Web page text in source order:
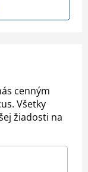
cenným
Všetky
žiadosti na